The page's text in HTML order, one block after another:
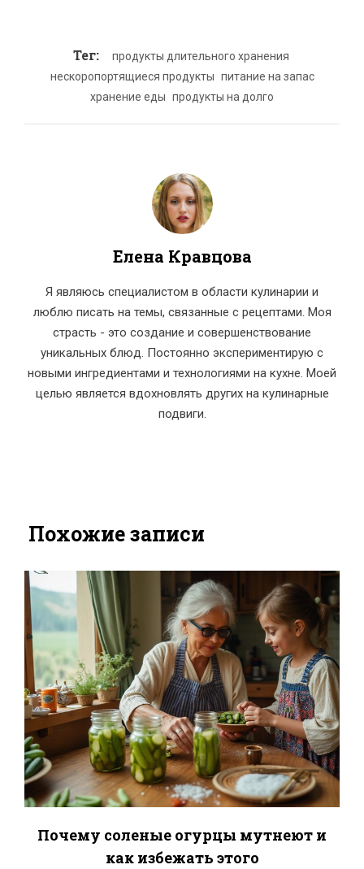
Тег:
продукты длительного хранения
нескоропортящиеся продукты питание на запас
хранение еды продукты на долго
Елена Кравцова
Я являюсь специалистом в области кулинарии и
люблю писать на темы, связанные с рецептами. Моя
страсть - это создание и совершенствование
уникальных блюд. Постоянно экспериментирую с
новыми ингредиентами и технологиями на кухне. Моей
целью является вдохновлять других на кулинарные
подвиги.
Похожие записи
Почему соленые огурцы мутнеют и
как избежать этого